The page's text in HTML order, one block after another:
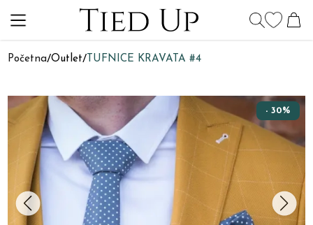
Početna/Outlet/ TUFNICE KRAVATA #4
- 30%